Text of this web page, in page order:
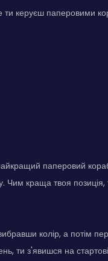
керуєш паперовими
паперовий
Чим краща твоя
колір, а потім
ти з'явишся на